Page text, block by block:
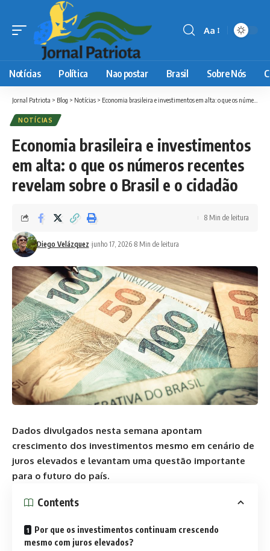
Font
Aa
Notícias Política Nao postar Brasil Sobre Nós
Jornal Patriota > Blog > Notícias > Economia brasileira e investimentos em alta: o que os números recentes revelam sobre o Brasil e o cidadão
NOTÍCIAS
Economia brasileira e investimentos
em alta: o que os números recentes
revelam sobre o Brasil e o cidadão
Diego Velázquez junho 17, 2026 8 Min de leitura
8 Min de leitura
Dados divulgados nesta semana apontam
crescimento dos investimentos mesmo em cenário de
juros elevados e levantam uma questão importante
para o futuro do país.
Contents
Por que os investimentos continuam crescendo
mesmo com juros elevados?